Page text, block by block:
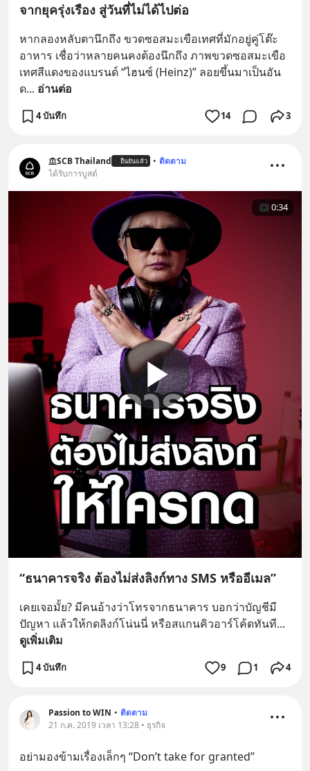
จากยุครุ่งเรือง สู่วันที่ไม่ได้ไปต่อ
หากลองหลับตานึกถึง ขวดซอสมะเขือเทศที่มักอยู่คู่โต๊ะ
อาหาร เชื่อว่าหลายคนคงต้องนึกถึง ภาพขวดซอสมะเขือ
เทศสีแดงของแบรนด์ “ไฮนซ์ (Heinz)” ลอยขึ้นมาเป็นอัน
ด... อ่านต่อ
4 บันทึก 14 3
SCB Thailand ยืนยันแล้ว • ติดตาม
ได้รับการบูสต์
0:34
“ธนาคารจริง ต้องไม่ส่งลิงก์ทาง SMS หรืออีเมล”
เคยเจอมั้ย? มีคนอ้างว่าโทรจากธนาคาร บอกว่าบัญชีมี
ปัญหา แล้วให้กดลิงก์โน่นนี่ หรือสแกนคิวอาร์โค้ดทันที...
ดูเพิ่มเติม
4 บันทึก 9 1 4
Passion to WIN • ติดตาม
21 ก.ค. 2019 เวลา 13:28 • ธุรกิจ
อย่ามองข้ามเรื่องเล็กๆ “Don’t take for granted”